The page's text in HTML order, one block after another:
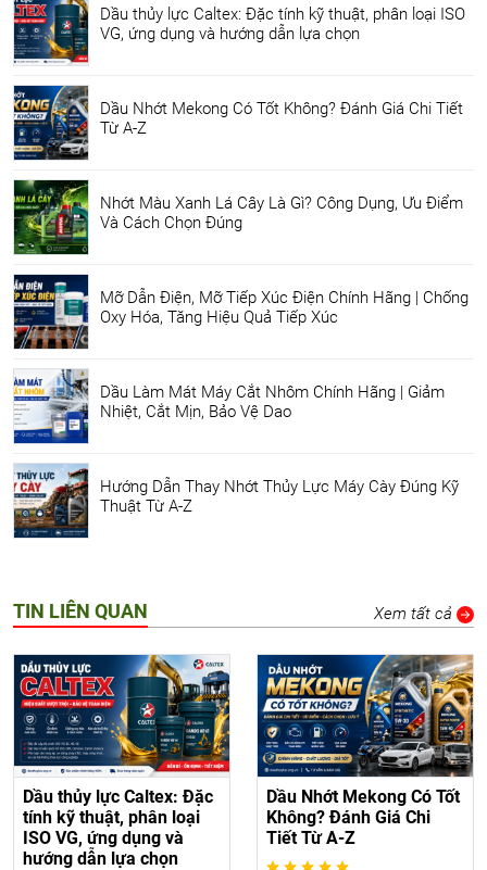
Dầu thủy lực Caltex: Đặc tính kỹ thuật, phân loại ISO
VG, ứng dụng và hướng dẫn lựa chọn
Dầu Nhớt Mekong Có Tốt Không? Đánh Giá Chi Tiết
Từ A-Z
Nhớt Màu Xanh Lá Cây Là Gì? Công Dụng, Ưu Điểm
Và Cách Chọn Đúng
Mỡ Dẫn Điện, Mỡ Tiếp Xúc Điện Chính Hãng | Chống
Oxy Hóa, Tăng Hiệu Quả Tiếp Xúc
Dầu Làm Mát Máy Cắt Nhôm Chính Hãng | Giảm
Nhiệt, Cắt Mịn, Bảo Vệ Dao
Hướng Dẫn Thay Nhớt Thủy Lực Máy Cày Đúng Kỹ
Thuật Từ A-Z
TIN LIÊN QUAN Xem tất cả
Dầu thủy lực Caltex: Đặc
tính kỹ thuật, phân loại
ISO VG, ứng dụng và
hướng dẫn lựa chọn
Dầu Nhớt Mekong Có Tốt
Không? Đánh Giá Chi
Tiết Từ A-Z